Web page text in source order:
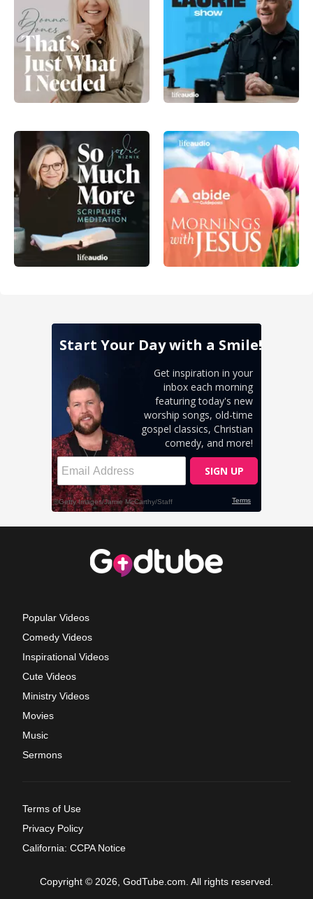
Popular Videos
Comedy Videos
Inspirational Videos
Cute Videos
Ministry Videos
Movies
Music
Sermons
Terms of Use
Privacy Policy
California: CCPA Notice
Copyright © 2026, GodTube.com. All rights reserved.